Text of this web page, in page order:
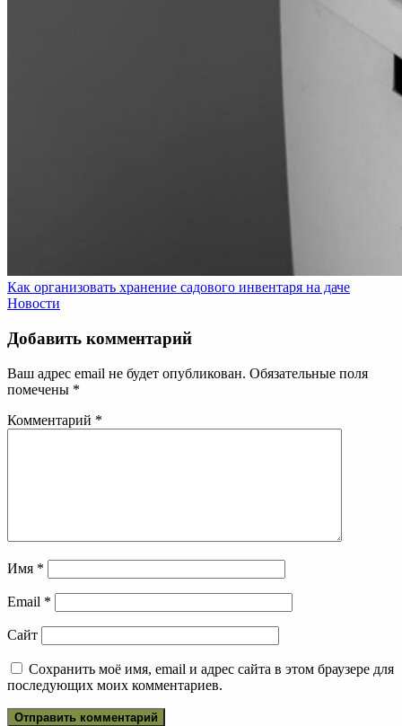
Как организовать хранение садового инвентаря на даче
Новости
Добавить комментарий
Ваш адрес email не будет опубликован. Обязательные поля
помечены *
Комментарий *
Имя *
Email *
Сайт
Сохранить моё имя, email и адрес сайта в этом браузере для
последующих моих комментариев.